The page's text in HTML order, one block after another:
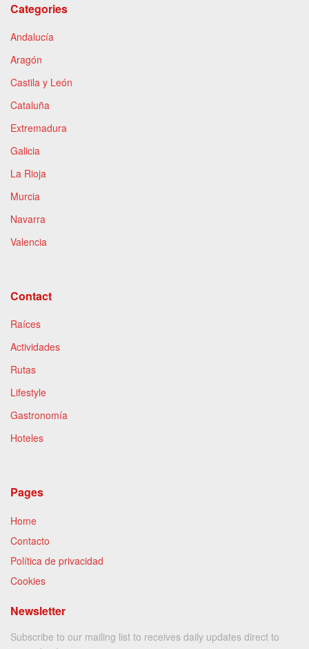
Categories
Andalucía
Aragón
Castila y León
Cataluña
Extremadura
Galicia
La Rioja
Murcia
Navarra
Valencia
Contact
Raíces
Actividades
Rutas
Lifestyle
Gastronomía
Hoteles
Pages
Home
Contacto
Política de privacidad
Cookies
Newsletter
Subscribe to our mailing list to receives daily updates direct to